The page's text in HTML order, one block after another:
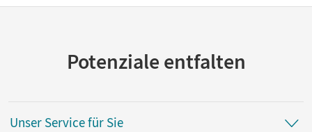
Potenziale entfalten
Unser Service für Sie